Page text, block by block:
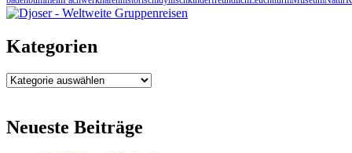
Kategorien
Kategorien
Neueste Beiträge